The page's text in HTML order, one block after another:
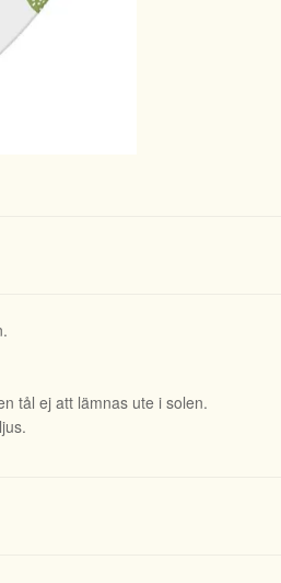
tål ej att lämnas ute i solen.